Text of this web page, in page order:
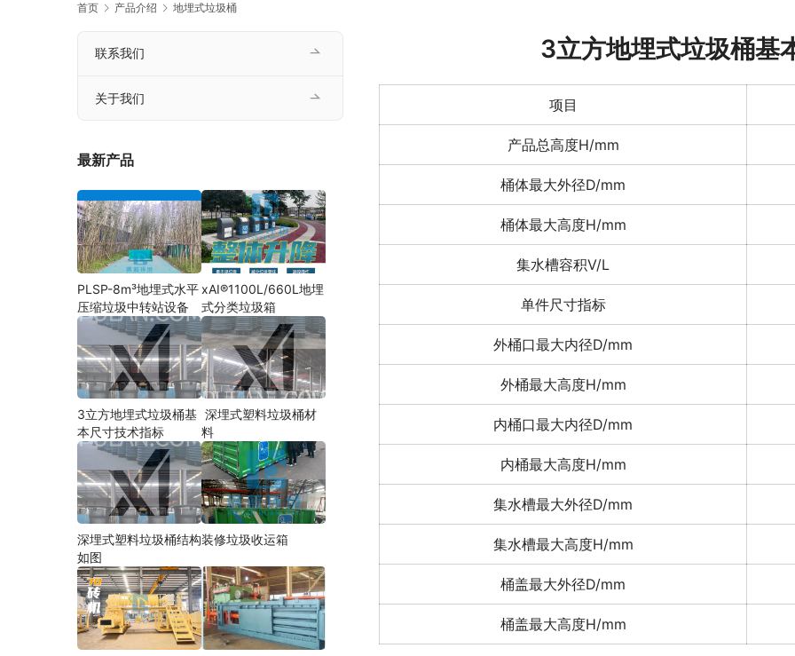
首页 产品介绍 地埋式垃圾桶
3立方地埋式垃圾桶基
项目
产品总高度H/mm
桶体最大外径D/mm
桶体最大高度H/mm
集水槽容积V/L
单件尺寸指标
外桶口最大内径D/mm
外桶最大高度H/mm
内桶口最大内径D/mm
内桶最大高度H/mm
集水槽最大外径D/mm
集水槽最大高度H/mm
桶盖最大外径D/mm
桶盖最大高度H/mm
联系我们
关于我们
最新产品
PLSP-8m³地埋式水平
压缩垃圾中转站设备
xAI®1100L/660L地埋
式分类垃圾箱
3立方地埋式垃圾桶基
本尺寸技术指标
深埋式塑料垃圾桶材
料
深埋式塑料垃圾桶结构
如图
装修垃圾收运箱